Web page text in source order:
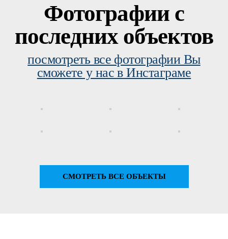
Фотографии с
последних объектов
посмотреть все фотографии Вы
сможете у нас в Инстаграме
СМОТРЕТЬ ВСЕ ОБЪЕКТЫ